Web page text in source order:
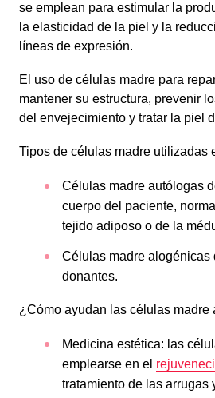
se emplean para estimular la
la elasticidad de la piel y la
líneas de expresión.
El uso de células madre para
mantener su estructura, prevenir
del envejecimiento y tratar la piel
Tipos de células madre utilizadas
Células madre autólogas
cuerpo del paciente,
tejido adiposo o de la
Células madre alogénicas
donantes.
¿Cómo ayudan las células madre
Medicina estética: las
emplearse en el
tratamiento de las arrugas